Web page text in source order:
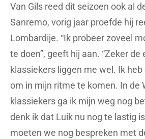
Van Gils reed dit seizoen ook al
Sanremo, vorig jaar proefde hij
Lombardije. “Ik probeer zoveel
te doen”, geeft hij aan. “Zeker de
klassiekers liggen me wel. Ik
om in mijn ritme te komen. In de
klassiekers ga ik mijn weg nog
denk ik dat Luik nu nog te lastig
moeten we nog bespreken met